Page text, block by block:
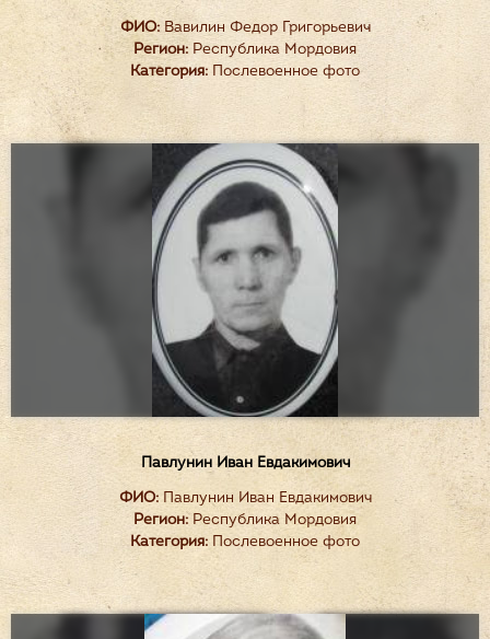
ФИО:Вавилин Федор Григорьевич
Регион: Республика Мордовия
Категория: Послевоенное фото
Павлунин Иван Евдакимович
ФИО:Павлунин Иван Евдакимович
Регион: Республика Мордовия
Категория: Послевоенное фото